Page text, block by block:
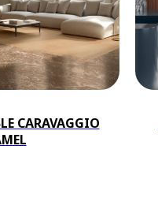
CARAVAGGIO